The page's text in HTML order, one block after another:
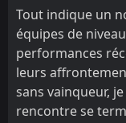
Tout indique un
équipes de
performances
leurs
sans vainqueur,
rencontre se